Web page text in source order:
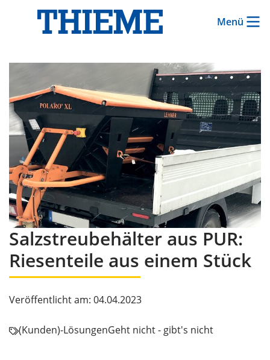
Menü
Salzstreubehälter aus PUR:
Riesenteile aus einem Stück
Veröffentlicht am: 04.04.2023
(Kunden)-LösungenGeht nicht - gibt's nicht